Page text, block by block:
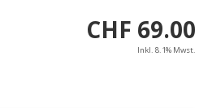
CHF 69.00
Inkl. 8.1% Mwst.